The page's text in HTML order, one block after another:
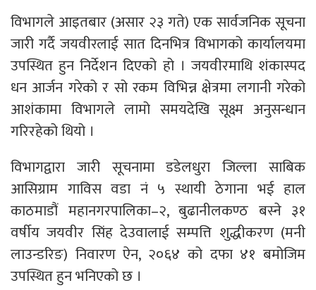
विभागले आइतबार (असार २३ गते) एक सार्वजनिक सूचना
जारी गर्दै जयवीरलाई सात दिनभित्र विभागको कार्यालयमा
उपस्थित हुन निर्देशन दिएको हो । जयवीरमाथि शंकास्पद
धन आर्जन गरेको र सो रकम विभिन्न क्षेत्रमा लगानी गरेको
आशंकामा विभागले लामो समयदेखि सूक्ष्म अनुसन्धान
गरिरहेको थियो ।
विभागद्वारा जारी सूचनामा डडेलधुरा जिल्ला साबिक
आसिग्राम गाविस वडा नं ५ स्थायी ठेगाना भई हाल
काठमाडौं महानगरपालिका–२, बुढानीलकण्ठ बस्ने ३१
वर्षीय जयवीर सिंह देउवालाई सम्पत्ति शुद्धीकरण (मनी
लाउन्डरिङ) निवारण ऐन, २०६४ को दफा ४१ बमोजिम
उपस्थित हुन भनिएको छ ।